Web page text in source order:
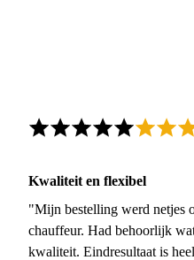
Kwaliteit en flexibel
"Mijn bestelling werd netjes
chauffeur. Had behoorlijk
kwaliteit. Eindresultaat is